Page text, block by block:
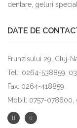
dentare, geluri
DATE DE
Frunzisului 29, Cluj-
Tel.: 0264-538859,
Fax: 0264-418859
Mobil: 0757-078600,